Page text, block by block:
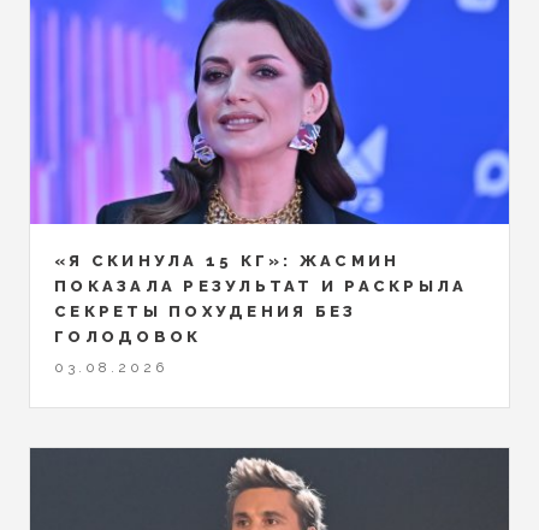
«Я СКИНУЛА 15 КГ»: ЖАСМИН
ПОКАЗАЛА РЕЗУЛЬТАТ И РАСКРЫЛА
СЕКРЕТЫ ПОХУДЕНИЯ БЕЗ
ГОЛОДОВОК
03.08.2026